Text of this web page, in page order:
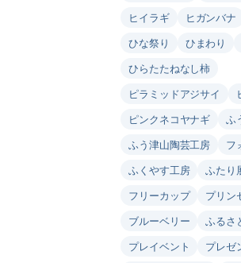
ヒイラギ
ヒガンバナ
ひな祭り
ひまわり
ひらたたねなし柿
ピラミッドアジサイ
ピンクネコヤナギ
ふ
ふう津山陶芸工房
フ
ふくやす工房
ふたり
フリーカップ
プリン
ブルーベリー
ふるさ
プレイベント
プレゼ